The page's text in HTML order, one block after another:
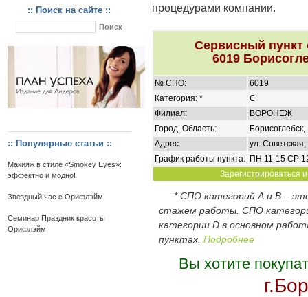
:: Поиск на сайте ::
:: Популярные статьи ::
Макияж в стиле «Smokey Eyes»:
эффектно и модно!
Звездный час с Орифлэйм
Семинар Праздник красоты
Орифлэйм
процедурами компании.
Сервисный
6019
№ СПО:
6019
Категория: *
C
Филиал:
ВОРОНЕЖ
Город, Область:
Адрес:
ул. Советская,
График работы пункта: ПН 11-15 СР
Зарегистрироваться
* СПО категорий А и В –
стажем работы. СПО
категории D в основном
пунктах. Подробнее
Вы хотите